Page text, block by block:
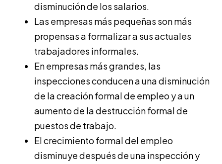
disminución de los salarios.
Las empresas más pequeñas son más
propensas a formalizar a sus actuales
trabajadores informales.
En empresas más grandes, las
inspecciones conducen a una disminución
de la creación formal de empleo y a un
aumento de la destrucción formal de
puestos de trabajo.
El crecimiento formal del empleo
disminuye después de una inspección y